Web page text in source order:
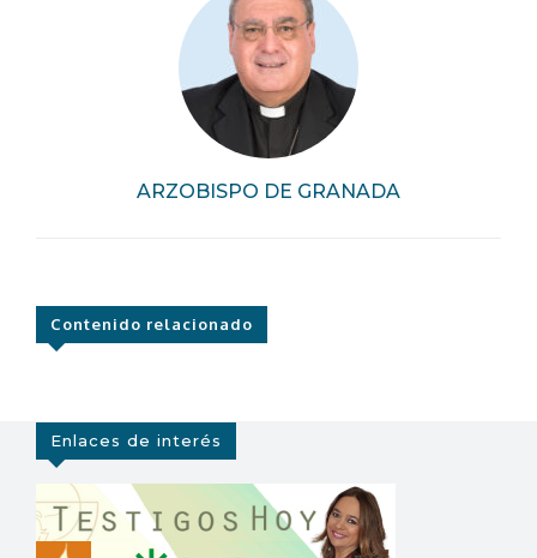
ARZOBISPO DE GRANADA
Contenido relacionado
Enlaces de interés